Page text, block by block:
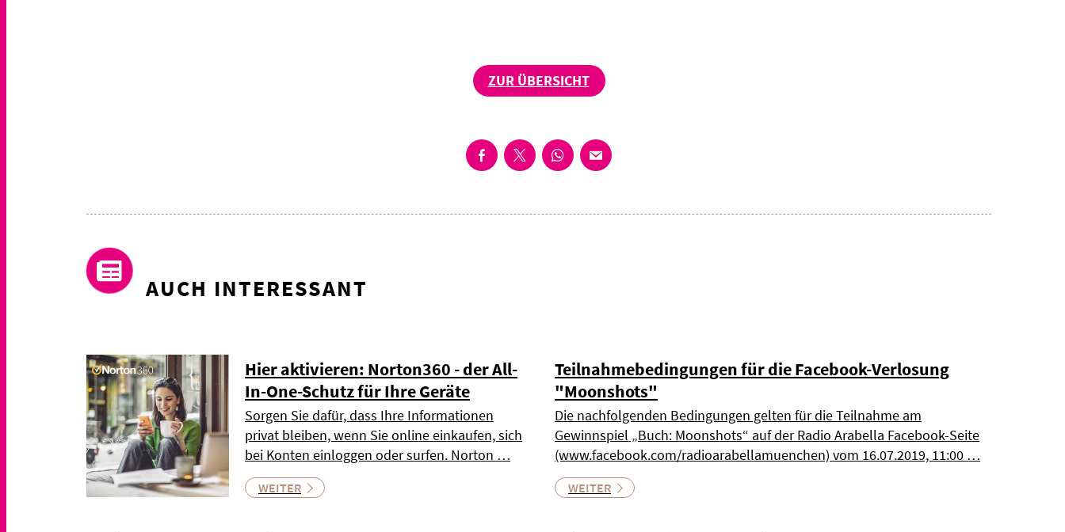
ZUR ÜBERSICHT
AUCH INTERESSANT
Hier aktivieren: Norton360 - der All-
In-One-Schutz für Ihre Geräte
Sorgen Sie dafür, dass Ihre Informationen
privat bleiben, wenn Sie online einkaufen, sich
bei Konten einloggen oder surfen. Norton …
WEITER
Teilnahmebedingungen für die Facebook-Verlosung
"Moonshots"
Die nachfolgenden Bedingungen gelten für die Teilnahme am
Gewinnspiel „Buch: Moonshots“ auf der Radio Arabella Facebook-Seite
(www.facebook.com/radioarabellamuenchen) vom 16.07.2019, 11:00 …
WEITER